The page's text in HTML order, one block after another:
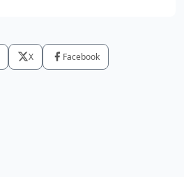
X Facebook